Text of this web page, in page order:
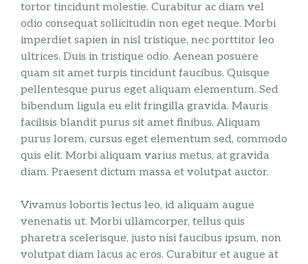
tortor tincidunt molestie. Curabitur ac diam vel
odio consequat sollicitudin non eget neque. Morbi
imperdiet sapien in nisl tristique, nec porttitor leo
ultrices. Duis in tristique odio. Aenean posuere
quam sit amet turpis tincidunt faucibus. Quisque
pellentesque purus eget aliquam elementum. Sed
bibendum ligula eu elit fringilla gravida. Mauris
facilisis blandit purus sit amet finibus. Aliquam
purus lorem, cursus eget elementum sed, commodo
quis elit. Morbi aliquam varius metus, at gravida
diam. Praesent dictum massa et volutpat auctor.
Vivamus lobortis lectus leo, id aliquam augue
venenatis ut. Morbi ullamcorper, tellus quis
pharetra scelerisque, justo nisi faucibus ipsum, non
volutpat diam lacus ac eros. Curabitur et augue at